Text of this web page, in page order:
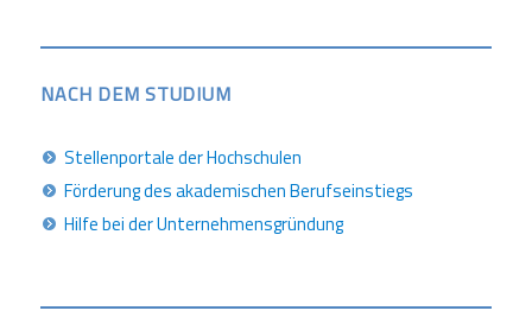
NACH DEM STUDIUM
Stellenportale der Hochschulen
Förderung des akademischen Berufseinstiegs
Hilfe bei der Unternehmensgründung